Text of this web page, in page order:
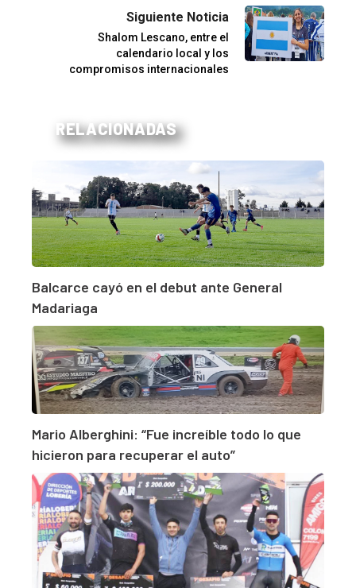
Siguiente Noticia
Shalom Lescano, entre el
calendario local y los
compromisos internacionales
RELACIONADAS
Balcarce cayó en el debut ante General
Madariaga
Mario Alberghini: “Fue increíble todo lo que
hicieron para recuperar el auto”